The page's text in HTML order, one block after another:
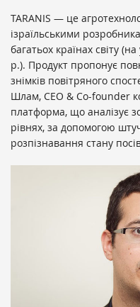
TARANIS — це
ізраїльськими
багатьох країнах світу
р.). Продукт пропонує
знімків повітряного
Шлам, CEO & Co-founder
платформа, що аналізує
рівнях, за допомогою
розпізнавання стану